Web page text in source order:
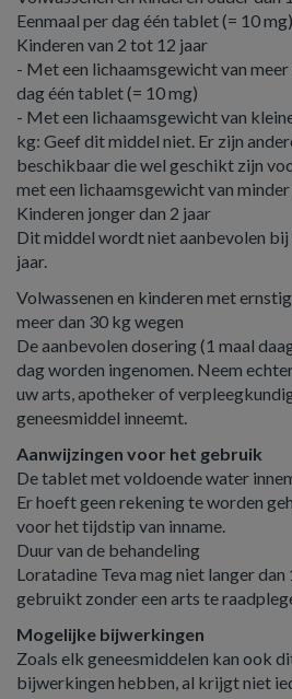
Eenmaal per dag één tablet (= 10
Kinderen van 2 tot 12 jaar
- Met een lichaamsgewicht van
dag één tablet (= 10 mg)
- Met een lichaamsgewicht van
kg: Geef dit middel niet. Er zijn
beschikbaar die wel geschikt zijn
met een lichaamsgewicht van
Kinderen jonger dan 2 jaar
Dit middel wordt niet aanbevolen bij
jaar.
Volwassenen en kinderen met
meer dan 30 kg wegen
De aanbevolen dosering (1 maal
dag worden ingenomen. Neem
uw arts, apotheker of
geneesmiddel inneemt.
Aanwijzingen voor het gebruik
De tablet met voldoende water
Er hoeft geen rekening te worden
voor het tijdstip van inname.
Duur van de behandeling
Loratadine Teva mag niet langer dan
gebruikt zonder een arts te
Mogelijke bijwerkingen
Zoals elk geneesmiddelen kan ook
bijwerkingen hebben, al krijgt niet